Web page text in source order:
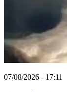
07/08/2026 - 17:11